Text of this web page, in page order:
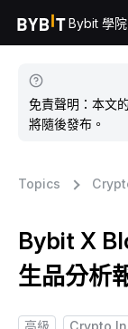
Bybit 學院
免責聲明：本文
將隨後發布。
Topics
Bybit X
生品分析
高級 Crypto